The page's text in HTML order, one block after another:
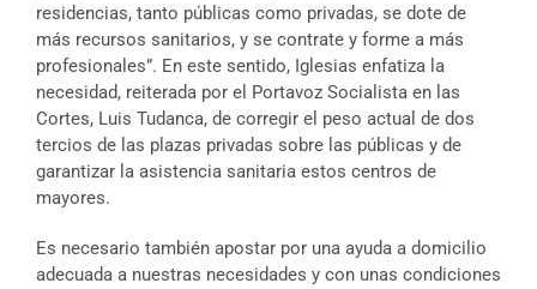
residencias, tanto públicas como privadas, se dote de
más recursos sanitarios, y se contrate y forme a más
profesionales”. En este sentido, Iglesias enfatiza la
necesidad, reiterada por el Portavoz Socialista en las
Cortes, Luis Tudanca, de corregir el peso actual de dos
tercios de las plazas privadas sobre las públicas y de
garantizar la asistencia sanitaria estos centros de
mayores.
Es necesario también apostar por una ayuda a domicilio
adecuada a nuestras necesidades y con unas condiciones